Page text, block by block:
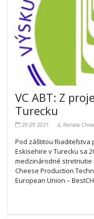
VC ABT: Z
Turecku
29.09.2021 Renáta
Pod záštitou
Eskisehire v Turecku sa
medzinárodné stretnutie
Cheese Production
European Union –